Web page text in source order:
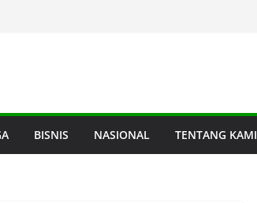
BISNIS NASIONAL TENTANG KAMI